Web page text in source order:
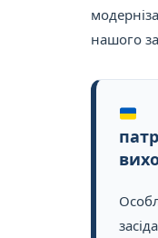
нашого